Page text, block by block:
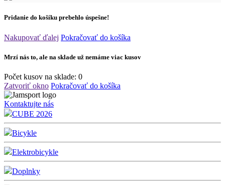
Pridanie do košíku prebehlo úspešne!
Nakupovať ďalej Pokračovať do košíka
Mrzí nás to, ale na sklade už nemáme viac kusov
Počet kusov na sklade: 0
Zatvoriť okno Pokračovať do košíka
Kontaktujte nás
CUBE 2026
Bicykle
Elektrobicykle
Doplnky